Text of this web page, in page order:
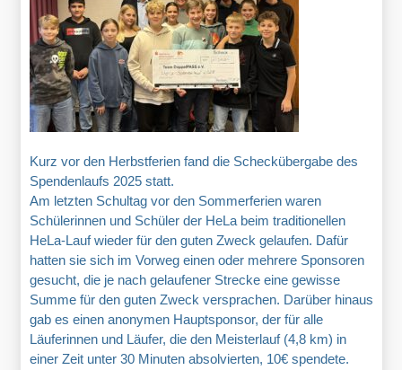
Kurz vor den Herbstferien fand die Scheckübergabe des
Spendenlaufs 2025 statt.
Am letzten Schultag vor den Sommerferien waren
Schülerinnen und Schüler der HeLa beim traditionellen
HeLa-Lauf wieder für den guten Zweck gelaufen. Dafür
hatten sie sich im Vorweg einen oder mehrere Sponsoren
gesucht, die je nach gelaufener Strecke eine gewisse
Summe für den guten Zweck versprachen. Darüber hinaus
gab es einen anonymen Hauptsponsor, der für alle
Läuferinnen und Läufer, die den Meisterlauf (4,8 km) in
einer Zeit unter 30 Minuten absolvierten, 10€ spendete.